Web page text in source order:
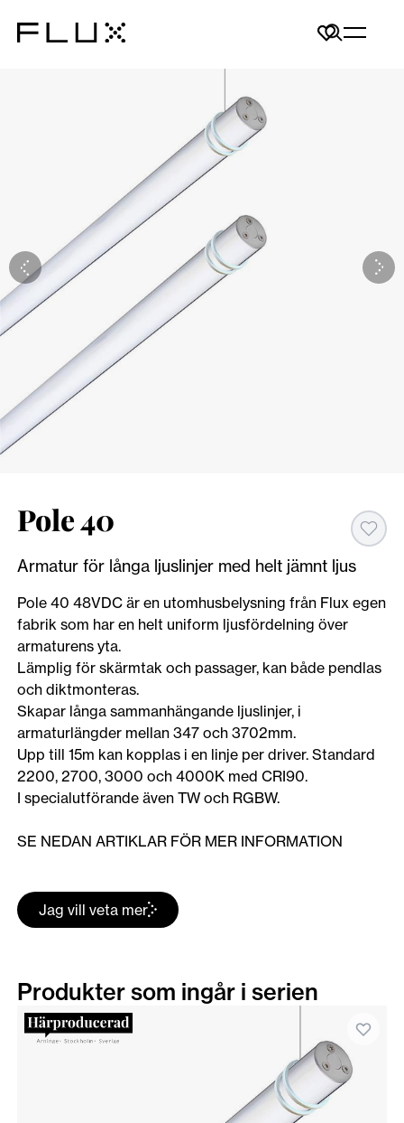
Pole 40
Armatur för långa ljuslinjer med helt jämnt ljus
Pole 40 48VDC är en utomhusbelysning från Flux egen
fabrik som har en helt uniform ljusfördelning över
armaturens yta.
Lämplig för skärmtak och passager, kan både pendlas
och diktmonteras.
Skapar långa sammanhängande ljuslinjer, i
armaturlängder mellan 347 och 3702mm.
Upp till 15m kan kopplas i en linje per driver. Standard
2200, 2700, 3000 och 4000K med CRI90.
I specialutförande även TW och RGBW.
SE NEDAN ARTIKLAR FÖR MER INFORMATION
Jag vill veta mer
Produkter som ingår i serien